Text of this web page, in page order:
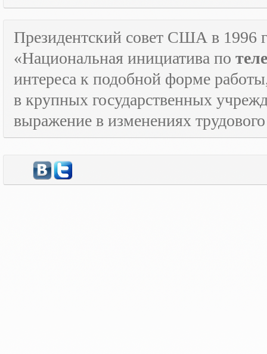
Президентский совет США в 1996
«Национальная инициатива по
интереса к подобной форме
в крупных государственных
выражение в изменениях трудового